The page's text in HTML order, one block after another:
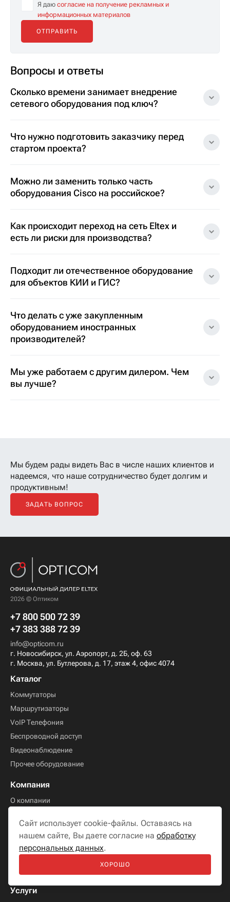
Я даю согласие на получение рекламных и
информационных материалов
Вопросы и ответы
Сколько времени занимает внедрение
сетевого оборудования под ключ?
Что нужно подготовить заказчику перед
стартом проекта?
Можно ли заменить только часть
оборудования Cisco на российское?
Как происходит переход на сеть Eltex и
есть ли риски для производства?
Подходит ли отечественное оборудование
для объектов КИИ и ГИС?
Что делать с уже закупленным
оборудованием иностранных
производителей?
Мы уже работаем с другим дилером. Чем
вы лучше?
Мы будем рады видеть Вас в числе наших клиентов и
надеемся, что наше сотрудничество будет долгим и
продуктивным!
ЗАДАТЬ ВОПРОС
2026 © Оптиком
+7 800 500 72 39
+7 383 388 72 39
info@opticom.ru
г. Новосибирск, ул. Аэропорт, д. 2Б, оф. 63
г. Москва, ул. Бутлерова, д. 17, этаж 4, офис 4074
Каталог
Коммутаторы
Маршрутизаторы
VoIP Телефония
Беспроводной доступ
Видеонаблюдение
Прочее оборудование
Компания
О компании
Блог
Лицензии и сертификаты
Услуги
Сайт использует cookie-файлы. Оставаясь на
нашем сайте, Вы даете согласие на обработку
персональных данных.
ХОРОШО